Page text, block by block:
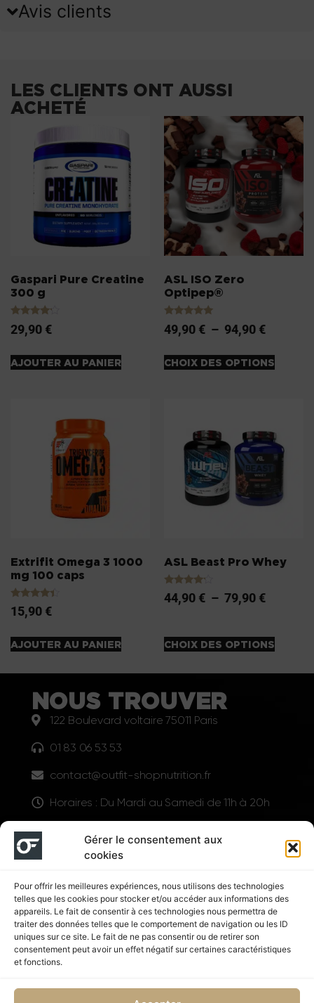
Gérer le consentement aux
cookies
Pour offrir les meilleures expériences, nous utilisons des technologies
telles que les cookies pour stocker et/ou accéder aux informations des
appareils. Le fait de consentir à ces technologies nous permettra de
traiter des données telles que le comportement de navigation ou les ID
uniques sur ce site. Le fait de ne pas consentir ou de retirer son
consentement peut avoir un effet négatif sur certaines caractéristiques
et fonctions.
Avis clients
LES CLIENTS ONT AUSSI
ACHETÉ
Gaspari Pure Creatine
300 g
Note
4.00
29,90 €
AJOUTER AU PANIER
ASL ISO Zero
Optipep®
Note
5.00
49,90 € – 94,90 €
CHOIX DES OPTIONS
Extrifit Omega 3 1000
mg 100 caps
Note
4.20
15,90 €
AJOUTER AU PANIER
ASL Beast Pro Whey
Note
4.00
44,90 € – 79,90 €
CHOIX DES OPTIONS
NOUS TROUVER
122 Boulevard voltaire 75011 Paris
01 83 06 53 53
contact@outfit-shopnutrition.fr
Horaires : Du Mardi au Samedi de 11h à 20h
LIENS UTILES
Suivez nous